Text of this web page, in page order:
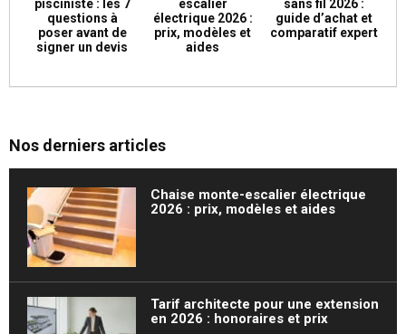
pisciniste : les 7
questions à
poser avant de
signer un devis
escalier
électrique 2026 :
prix, modèles et
aides
sans fil 2026 :
guide d’achat et
comparatif expert
Nos derniers articles
Chaise monte-escalier électrique
2026 : prix, modèles et aides
Tarif architecte pour une extension
en 2026 : honoraires et prix